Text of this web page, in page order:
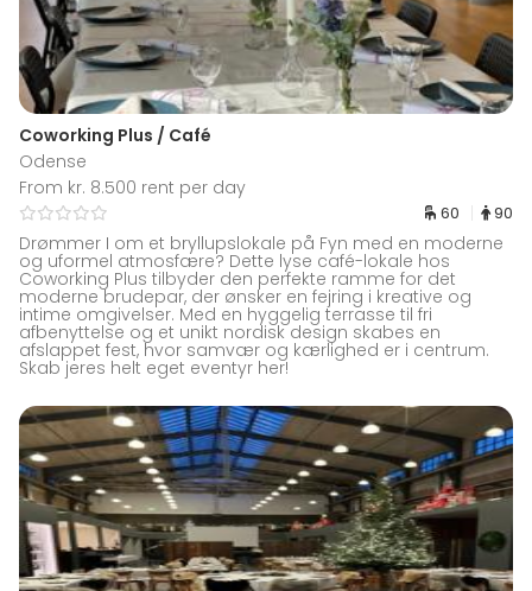
Coworking Plus / Café
Odense
From kr. 8.500 rent per day
60 90
Drømmer I om et bryllupslokale på Fyn med en moderne
og uformel atmosfære? Dette lyse café-lokale hos
Coworking Plus tilbyder den perfekte ramme for det
moderne brudepar, der ønsker en fejring i kreative og
intime omgivelser. Med en hyggelig terrasse til fri
afbenyttelse og et unikt nordisk design skabes en
afslappet fest, hvor samvær og kærlighed er i centrum.
Skab jeres helt eget eventyr her!